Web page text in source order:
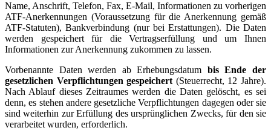
Name, Anschrift, Telefon, Fax, E-Mail, Informationen zu vorherigen
ATF-Anerkennungen (Voraussetzung für die Anerkennung gemäß
ATF-Statuten), Bankverbindung (nur bei Erstattungen). Die Daten
werden gespeichert für die Vertragserfüllung und um Ihnen
Informationen zur Anerkennung zukommen zu lassen.
Vorbenannte Daten werden ab Erhebungsdatum bis Ende der
gesetzlichen Verpflichtungen gespeichert (Steuerrecht, 12 Jahre).
Nach Ablauf dieses Zeitraumes werden die Daten gelöscht, es sei
denn, es stehen andere gesetzliche Verpflichtungen dagegen oder sie
sind weiterhin zur Erfüllung des ursprünglichen Zwecks, für den sie
verarbeitet wurden, erforderlich.